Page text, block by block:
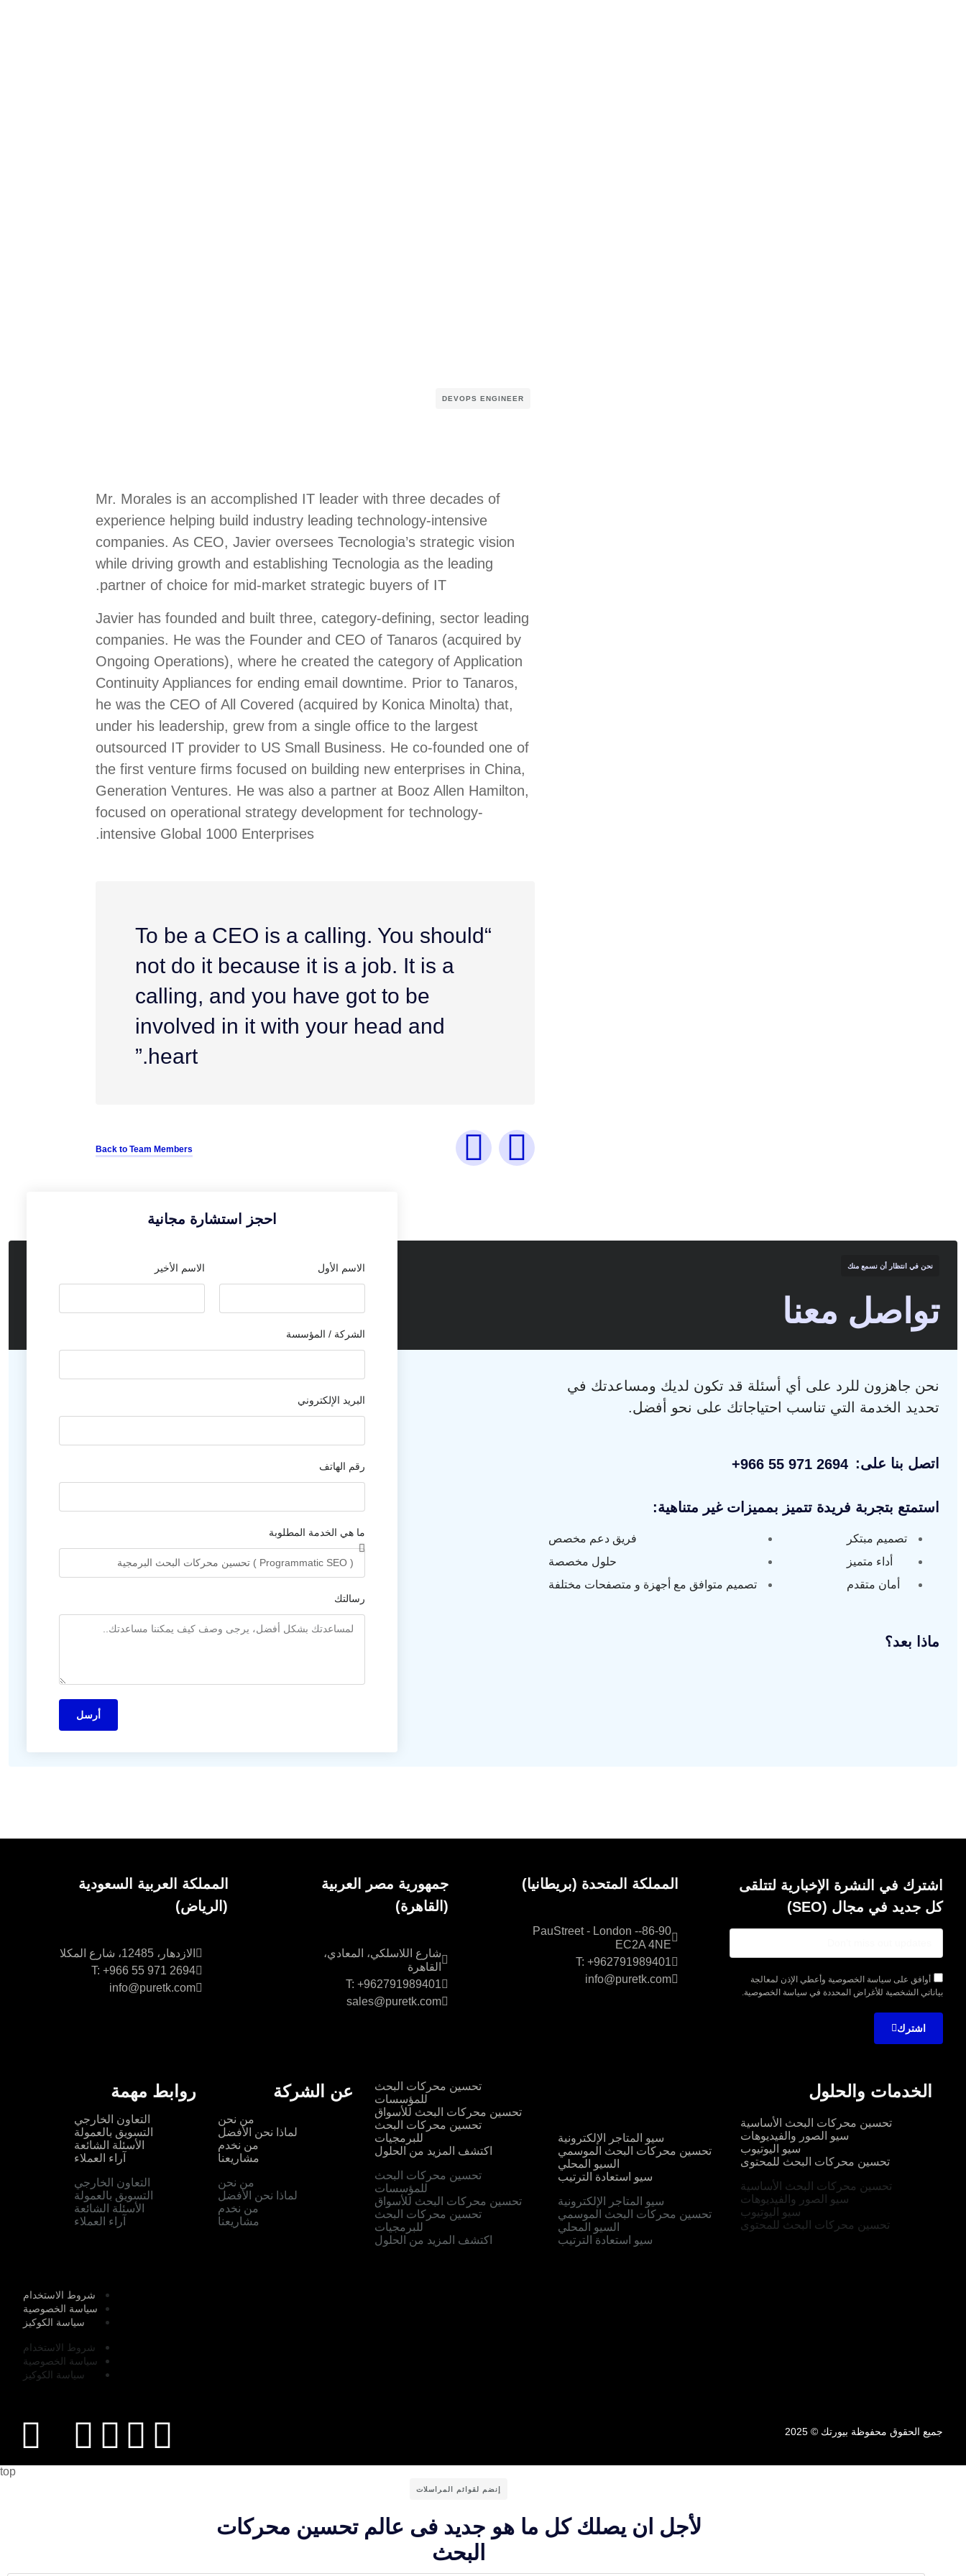
DEVOPS ENGINEER
Mr. Morales is an accomplished IT leader with three decades of
experience helping build industry leading technology-intensive
companies. As CEO, Javier oversees Tecnologia’s strategic vision
while driving growth and establishing Tecnologia as the leading
partner of choice for mid-market strategic buyers of IT.
Javier has founded and built three, category-defining, sector leading
companies. He was the Founder and CEO of Tanaros (acquired by
Ongoing Operations), where he created the category of Application
Continuity Appliances for ending email downtime. Prior to Tanaros,
he was the CEO of All Covered (acquired by Konica Minolta) that,
under his leadership, grew from a single office to the largest
outsourced IT provider to US Small Business. He co-founded one of
the first venture firms focused on building new enterprises in China,
Generation Ventures. He was also a partner at Booz Allen Hamilton,
focused on operational strategy development for technology-
intensive Global 1000 Enterprises.
“To be a CEO is a calling. You should
not do it because it is a job. It is a
calling, and you have got to be
involved in it with your head and
heart.”
Back to Team Members
نحن في انتظار أن نسمع منك
تواصل معنا
نحن جاهزون للرد على أي أسئلة قد تكون لديك ومساعدتك في
تحديد الخدمة التي تناسب احتياجاتك على نحو أفضل.
اتصل بنا على: +966 55 971 2694
استمتع بتجربة فريدة تتميز بمميزات غير متناهية:
تصميم مبتكر
أداء متميز
أمان متقدم
فريق دعم مخصص
حلول مخصصة
تصميم متوافق مع أجهزة و متصفحات مختلفة
ماذا بعد؟
احجز استشارة مجانية
الاسم الأول الاسم الأخير
الشركة / المؤسسة
البريد الإلكتروني
رقم الهاتف
ما هي الخدمة المطلوبة
رسالتك
أرسل
اشترك في النشرة الإخبارية لتتلقى
كل جديد في مجال (SEO)
أوافق على سياسة الخصوصية وأعطي الإذن لمعالجة
بياناتي الشخصية للأغراض المحددة في سياسة الخصوصية.
اشترك
المملكة المتحدة (بريطانيا)
86-90-PauStreet - London -
EC2A 4NE
T: +962791989401
info@puretk.com
جمهورية مصر العربية
(القاهرة)
شارع اللاسلكي، المعادي،
القاهرة
T: +962791989401
sales@puretk.com
المملكة العربية السعودية
(الرياض)
الازدهار، 12485، شارع المكلا
T: +966 55 971 2694
info@puretk.com
الخدمات والحلول
تحسين محركات البحث الأساسية
سيو الصور والفيديوهات
سيو اليوتيوب
تحسين محركات البحث للمحتوى
تحسين محركات البحث الأساسية
سيو الصور والفيديوهات
سيو اليوتيوب
تحسين محركات البحث للمحتوى
سيو المتاجر الإلكترونية
تحسين محركات البحث الموسمي
السيو المحلي
سيو استعادة الترتيب
سيو المتاجر الإلكترونية
تحسين محركات البحث الموسمي
السيو المحلي
سيو استعادة الترتيب
تحسين محركات البحث
للمؤسسات
تحسين محركات البحث للأسواق
تحسين محركات البحث
للبرمجيات
اكتشف المزيد من الحلول
تحسين محركات البحث
للمؤسسات
تحسين محركات البحث للأسواق
تحسين محركات البحث
للبرمجيات
اكتشف المزيد من الحلول
عن الشركة
من نحن
لماذا نحن الأفضل
من نخدم
مشاريعنا
من نحن
لماذا نحن الأفضل
من نخدم
مشاريعنا
روابط مهمة
التعاون الخارجي
التسويق بالعمولة
الأسئلة الشائعة
آراء العملاء
التعاون الخارجي
التسويق بالعمولة
الأسئلة الشائعة
آراء العملاء
شروط الاستخدام
سياسة الخصوصية
سياسة الكوكيز
شروط الاستخدام
سياسة الخصوصية
سياسة الكوكيز
جميع الحقوق محفوظة بيورتك © 2025
top
إنضم لقوائم المراسلات
لأجل ان يصلك كل ما هو جديد فى عالم تحسين محركات
البحث